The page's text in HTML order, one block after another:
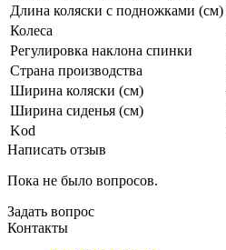
Длина коляски с подножками (см)
Колеса
Регулировка наклона спинки
Страна производства
Ширина коляски (см)
Ширина сиденья (см)
Kod
Написать отзыв
Пока не было вопросов.
Задать вопрос
Контакты